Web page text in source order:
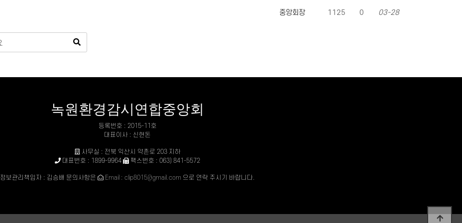
중앙회장 1125 0 03-28
녹원환경감시연합중앙회
등록번호 : 2015-11호
대표이사 : 신현돈
사무실 : 전북 익산시 약촌로 203 지하
대표번호 : 1899-9964
팩스번호 : 063) 841-5572
정보관리책임자 : 김승배 문의사항은 Email : clip8015@gmail.com 으로 연락 주시기 바랍니다.